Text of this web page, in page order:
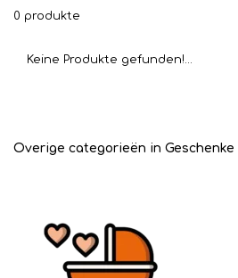
0 produkte
Keine Produkte gefunden!...
Overige categorieën in Geschenke